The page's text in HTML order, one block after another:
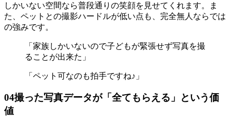
しかいない空間なら普段通りの笑顔を見せてくれます。ま
た、ペットとの撮影ハードルが低い点も、完全無人ならでは
の強みです。
「家族しかいないので子どもが緊張せず写真を撮
ることが出来た」
「ペット可なのも拍手ですね♪」
04撮った写真データが「全てもらえる」という価
値